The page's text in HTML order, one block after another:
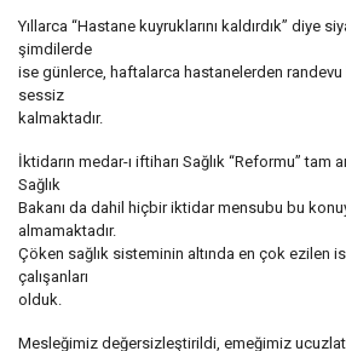
Yıllarca “Hastane kuyruklarını kaldırdık” diye
şimdilerde
ise günlerce, haftalarca hastanelerden randevu
sessiz
kalmaktadır.
İktidarın medar-ı iftiharı Sağlık “Reformu” tam
Sağlık
Bakanı da dahil hiçbir iktidar mensubu bu
almamaktadır.
Çöken sağlık sisteminin altında en çok ezilen
çalışanları
olduk.
Mesleğimiz değersizleştirildi, emeğimiz